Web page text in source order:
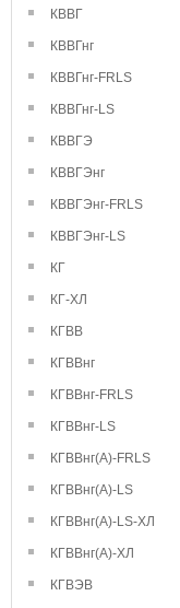
КВВГ
КВВГнг
КВВГнг-FRLS
КВВГнг-LS
КВВГЭ
КВВГЭнг
КВВГЭнг-FRLS
КВВГЭнг-LS
КГ
КГ-ХЛ
КГВВ
КГВВнг
КГВВнг-FRLS
КГВВнг-LS
КГВВнг(А)-FRLS
КГВВнг(А)-LS
КГВВнг(А)-LS-ХЛ
КГВВнг(А)-ХЛ
КГВЭВ